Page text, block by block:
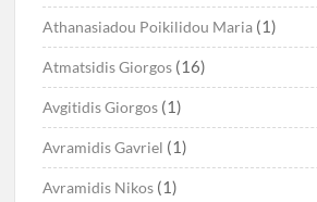
Athanasiadou Poikilidou Maria (1)
Atmatsidis Giorgos (16)
Avgitidis Giorgos (1)
Avramidis Gavriel (1)
Avramidis Nikos (1)